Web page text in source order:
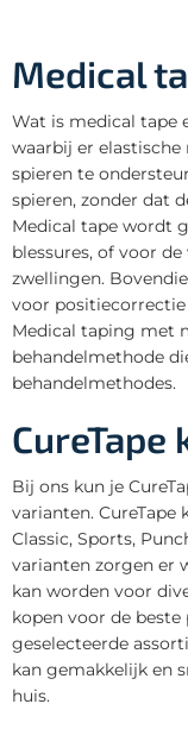
Medical
Wat is medical tape
waarbij er
spieren te
spieren, zonder dat
Medical tape wordt
blessures, of voor
zwellingen.
voor
Medical taping met
behandelmethode
behandelmethodes.
CureTape
Bij ons kun je
varianten. CureTape
Classic, Sports,
varianten zorgen er
kan worden voor
kopen voor de
geselecteerde
kan gemakkelijk en
huis.